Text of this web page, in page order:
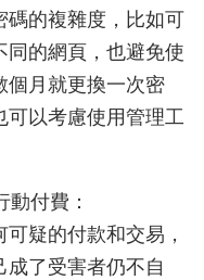
碼的複雜度，比如可
同的網頁，也避免使
個月就更換一次密
可以考慮使用管理工
付費：
疑的付款和交易，
成了受害者仍不自